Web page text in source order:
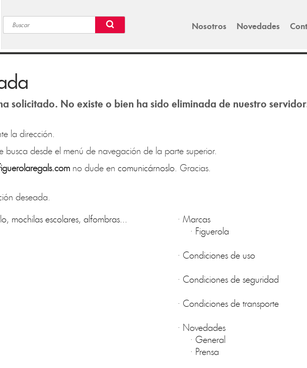
Nosotros Novedades
solicitado. No existe o bien ha sido eliminada de nuestro
la dirección.
desde el menú de navegación de la parte superior.
no dude encomunicárnoslo. Gracias.
deseada.
mochilas escolares, alfombras...
· Marcas
· Figuerola
· Condiciones de uso
· Condiciones de seguridad
· Condiciones de transporte
· Novedades
· General
· Prensa